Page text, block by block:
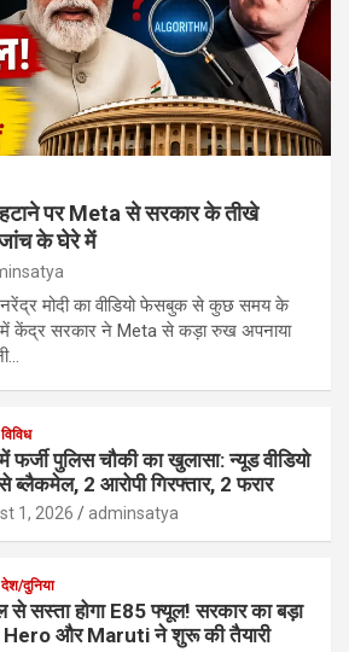
हटाने पर Meta से सरकार के तीखे
जांच के घेरे में
नरेंद्र मोदी का वीडियो फेसबुक से कुछ समय के
में केंद्र सरकार ने Meta से कड़ा रुख अपनाया
विविध
फर्जी पुलिस चौकी का खुलासा: न्यूड वीडियो
ब्लैकमेल, 2 आरोपी गिरफ्तार, 2 फरार
1, 2026 adminsatya
देश/दुनिया
से सस्ता होगा E85 फ्यूल! सरकार का बड़ा
Hero और Maruti ने शुरू की तैयारी